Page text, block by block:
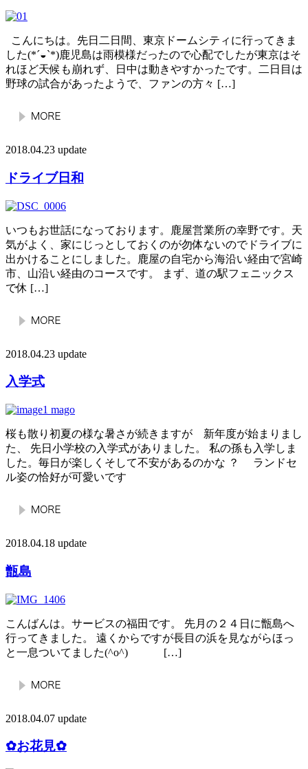
こんにちは。先日二日間、東京ドームシティに行ってきま
した(*´◒`*)鹿児島は雨模様だったので心配でしたが東京はそ
れほど天候も崩れず、日中は動きやすかったです。二日目は
野球の試合があったようで、ファンの方々 […]
2018.04.23 update
ドライブ日和
いつもお世話になっております。鹿屋営業所の幸野です。天
気がよく、家にじっとしておくのが勿体ないのでドライブに
出かけることにしました。鹿屋の自宅から海沿い経由で宮崎
市、山沿い経由のコースです。 まず、道の駅フェニックス
で休 […]
2018.04.23 update
入学式
桜も散り初夏の様な暑さが続きますが 新年度が始まりまし
た、 先日小学校の入学式がありました。 私の孫も入学しま
した。毎日が楽しくそして不安があるのかな ？ ランドセ
ル姿の恰好が可愛いです
2018.04.18 update
甑島
こんばんは。サービスの福田です。 先月の２４日に甑島へ
行ってきました。 遠くからですが長目の浜を見ながらほっ
と一息ついてました(^o^) […]
2018.04.07 update
✿お花見✿